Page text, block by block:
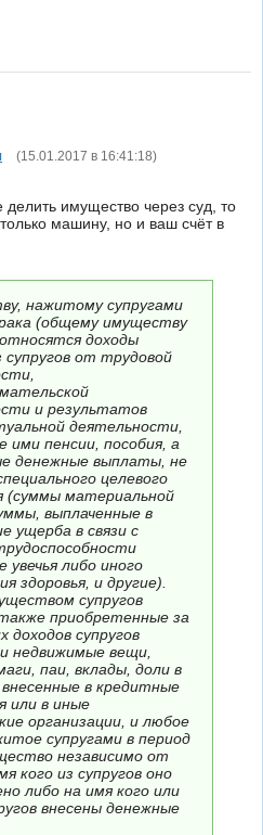
(15.01.2017 в 16:41:18)
имущество через суд, то
машину, но и ваш счёт в
нажитому супругами
(общему имуществу
доходы
супругов от трудовой
и результатов
деятельности,
ими пенсии, пособия, а
денежные выплаты, не
целевого
(суммы материальной
выплаченные в
ущерба в связи с
увечья либо иного
здоровья, и другие).
супругов
приобретенные за
доходов супругов
недвижимые вещи,
паи, вклады, доли в
в кредитные
или в иные
организации, и любое
супругами в период
независимо от
кого из супругов оно
либо на имя кого или
внесены денежные